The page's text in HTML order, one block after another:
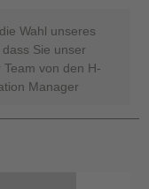
Wahl unseres
Sie unser
von den H-
Manager